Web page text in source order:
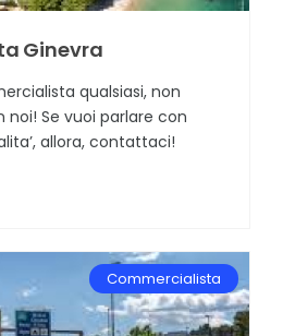
Ginevra
qualsiasi, non
Se vuoi parlare con
allora, contattaci!
Commercialista